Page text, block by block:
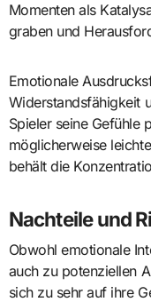
Momenten als
graben und
Emotionale
Widerstandsfähigkeit
Spieler seine Gefühle
möglicherweise
behält die
Nachteile und
Obwohl emotionale
auch zu potenziellen
sich zu sehr auf ihre